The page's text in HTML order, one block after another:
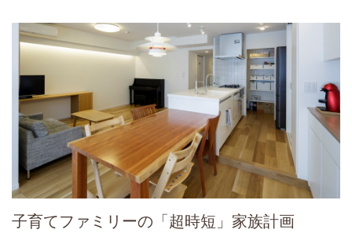
子育てファミリーの「超時短」家族計画